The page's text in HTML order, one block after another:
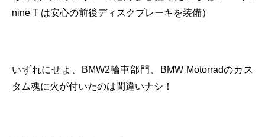
nine T は安心の前後ディスクブレーキを装備）
いずれにせよ、BMW2輪車部門、BMW Motorradのカス
タム魂に火が付いたのは間違いナシ！